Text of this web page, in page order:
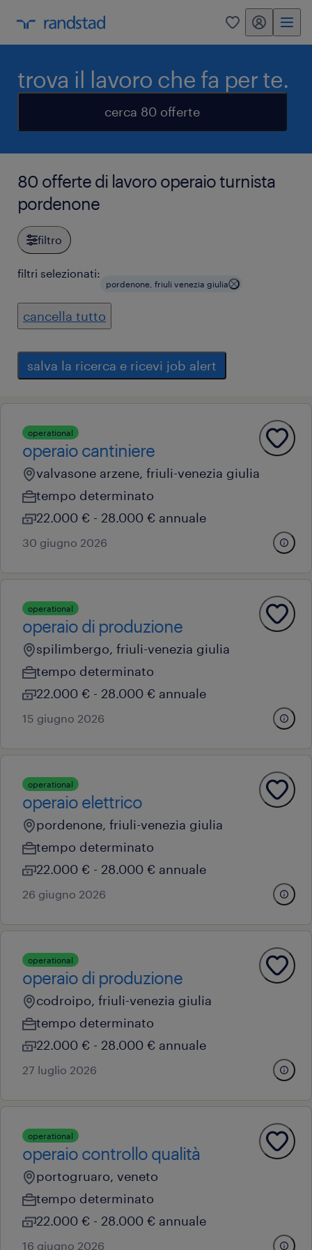
0 my randstad
trova il lavoro che fa per te.
cerca 80 offerte
80 offerte di lavoro operaio turnista
pordenone
filtro
filtri selezionati:
pordenone, friuli venezia giulia
cancella tutto
salva la ricerca e ricevi job alert
operational
operaio cantiniere
valvasone arzene, friuli-venezia giulia
tempo determinato
22.000 € - 28.000 € annuale
30 giugno 2026
operational
operaio di produzione
spilimbergo, friuli-venezia giulia
tempo determinato
22.000 € - 28.000 € annuale
15 giugno 2026
operational
operaio elettrico
pordenone, friuli-venezia giulia
tempo determinato
22.000 € - 28.000 € annuale
26 giugno 2026
operational
operaio di produzione
codroipo, friuli-venezia giulia
tempo determinato
22.000 € - 28.000 € annuale
27 luglio 2026
operational
operaio controllo qualità
portogruaro, veneto
tempo determinato
22.000 € - 28.000 € annuale
16 giugno 2026